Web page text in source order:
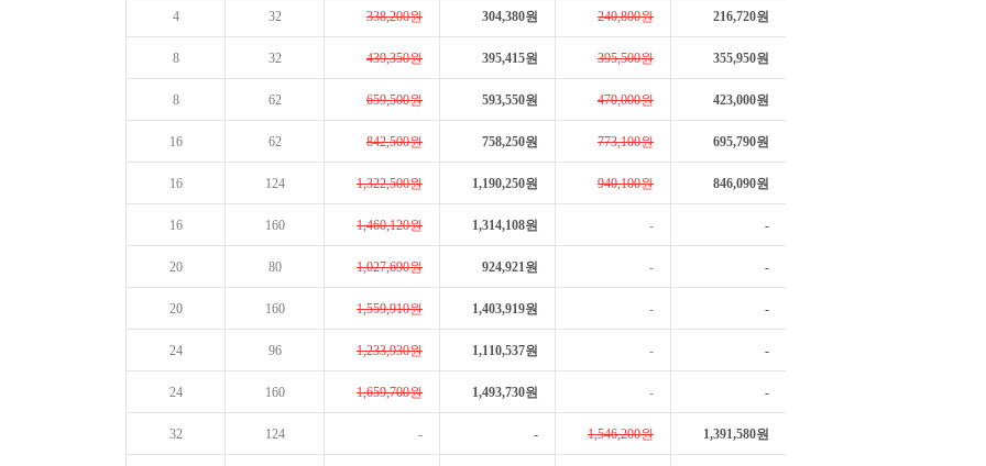
4 32 338,200원 304,380원 240,800원 216,720원
8 32 439,350원 395,415원 395,500원 355,950원
8 62 659,500원 593,550원 470,000원 423,000원
16 62 842,500원 758,250원 773,100원 695,790원
16 124 1,322,500원 1,190,250원 940,100원 846,090원
16 160 1,460,120원 1,314,108원 - -
20 80 1,027,690원 924,921원 - -
20 160 1,559,910원 1,403,919원 - -
24 96 1,233,930원 1,110,537원 - -
24 160 1,659,700원 1,493,730원 - -
32 124 - - 1,546,200원 1,391,580원